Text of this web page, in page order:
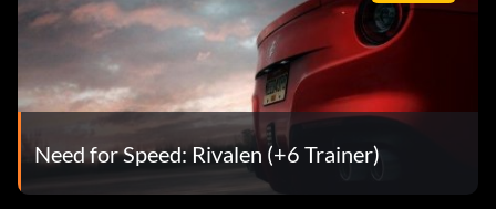
Need for Speed: Rivalen (+6 Trainer)